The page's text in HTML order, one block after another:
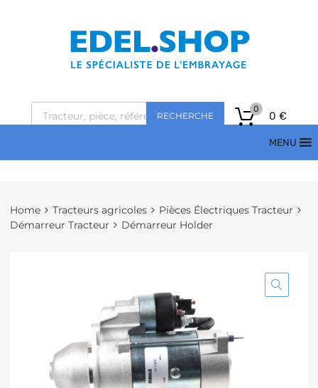
RECHERCHE 0 €
0
MENU
Home Tracteurs agricoles
Pièces Électriques Tracteur
Démarreur Tracteur
Démarreur Holder